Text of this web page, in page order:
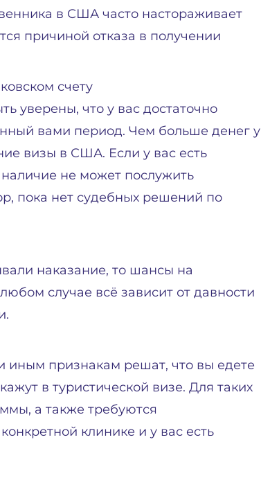
в США часто настораживает
причиной отказа в получении
счету
уверены, что у вас достаточно
вами период. Чем больше денег у
визы в США. Если у вас есть
не может послужить
пока нет судебных решений по
наказание, то шансы на
случае всё зависит от давности
иным признакам решат, что вы едете
в туристической визе. Для таких
а также требуются
клинике и у вас есть